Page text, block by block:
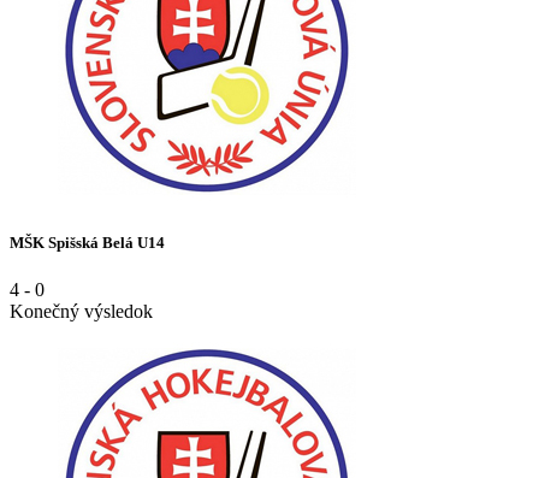
MŠK Spišská Belá U14
4 - 0
Konečný výsledok